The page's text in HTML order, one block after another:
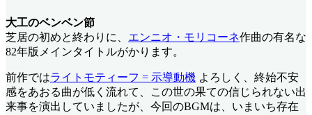
大工のベンベン節
芝居の初めと終わりに、 エンニオ・モリコーネ作曲の有名な
82年版メインタイトルがかります。
前作ではライトモティーフ = 示導動機 よろしく、終始不安
感をあおる曲が低く流れて、この世の果ての信じられない出
来事を演出していましたが、今回のBGMは、いまいち存在